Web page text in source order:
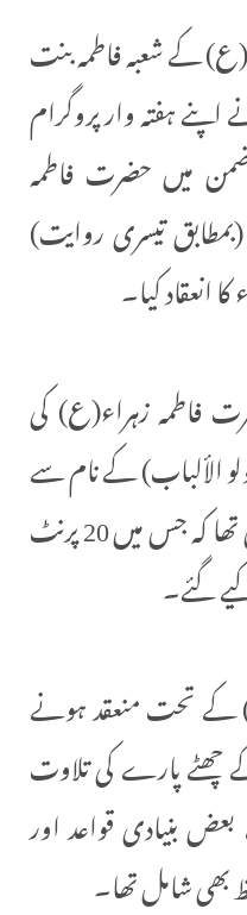
کے شعبہ فاطمہ بنت
ہفتہ وار پروگرام
میں حضرت فاطمہ
تیسری روایت)
کیا۔
فاطمہ زہراء(ع) کی
الألباب) کے نام سے
ایک معلوماتی مقابلہ بھی شامل تھا کہ جس میں 20 پرنٹ
گئے۔
کے تحت منعقد ہونے
پارے کی تلاوت
بنیادی قواعد اور
شامل تھا۔